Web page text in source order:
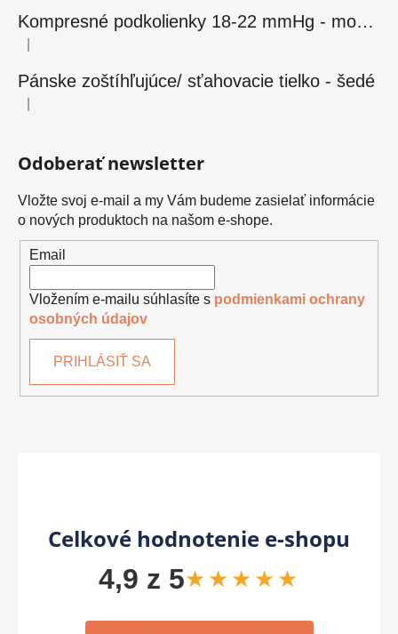
Kompresné podkolienky 18-22 mmHg - modré
Hodnotenie produktu je 5 z 5 hviezdičiek.
Pánske zoštíhľujúce/ sťahovacie tielko - šedé
Hodnotenie produktu je 5 z 5 hviezdičiek.
Odoberať newsletter
Vložte svoj e-mail a my Vám budeme zasielať informácie
o nových produktoch na našom e-shope.
Email
Vložením e-mailu súhlasíte s podmienkami ochrany
osobných údajov
PRIHLÁSIŤ SA
Celkové hodnotenie e-shopu
4,9 z 5★★★★★